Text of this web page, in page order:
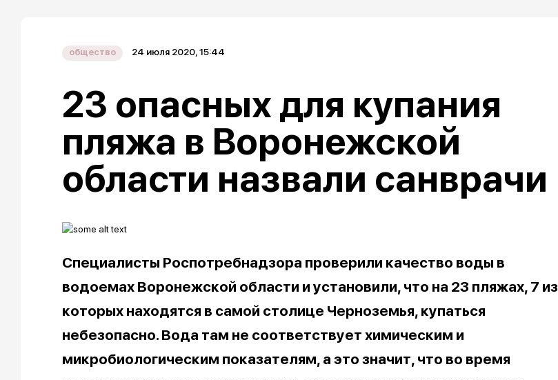
общество 24 июля 2020, 15:44
23 опасных для купания
пляжа в Воронежской
области назвали санврачи
Специалисты Роспотребнадзора проверили качество воды в
водоемах Воронежской области и установили, что на 23 пляжах, 7 из
которых находятся в самой столице Черноземья, купаться
небезопасно. Вода там не соответствует химическим и
микробиологическим показателям, а это значит, что во время